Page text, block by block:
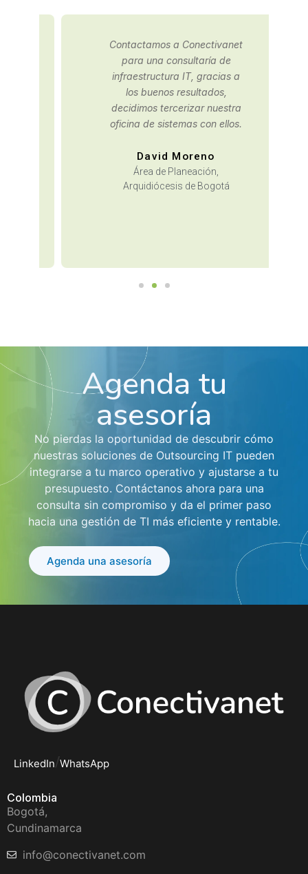
Contactamos a Conectivanet
para una consultaría de
infraestructura IT, gracias a
los buenos resultados,
decidimos tercerizar nuestra
oficina de sistemas con ellos.
David Moreno
Área de Planeación,
Arquidiócesis de Bogotá
Agenda tu
asesoría
No pierdas la oportunidad de descubrir cómo
nuestras soluciones de Outsourcing IT pueden
integrarse a tu marco operativo y ajustarse a tu
presupuesto. Contáctanos ahora para una
consulta sin compromiso y da el primer paso
hacia una gestión de TI más eficiente y rentable.
Agenda una asesoría
LinkedIn/WhatsApp
Colombia
Bogotá,
Cundinamarca
info@conectivanet.com